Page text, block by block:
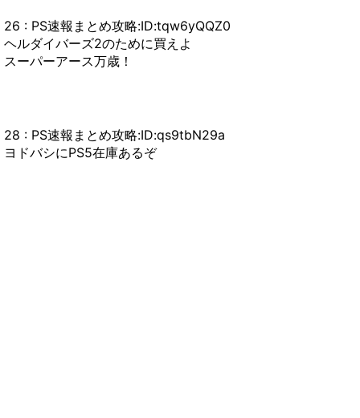
26 : PS速報まとめ攻略:ID:tqw6yQQZ0
ヘルダイバーズ2のために買えよ
スーパーアース万歳！
28 : PS速報まとめ攻略:ID:qs9tbN29a
ヨドバシにPS5在庫あるぞ